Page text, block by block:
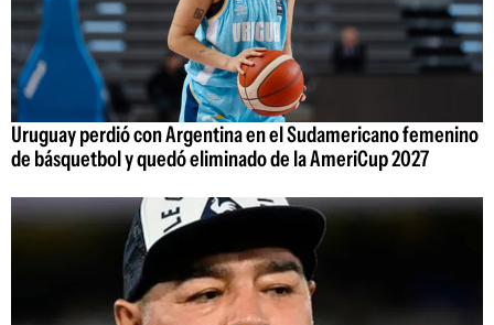
Uruguay perdió con Argentina en el Sudamericano femenino
de básquetbol y quedó eliminado de la AmeriCup 2027